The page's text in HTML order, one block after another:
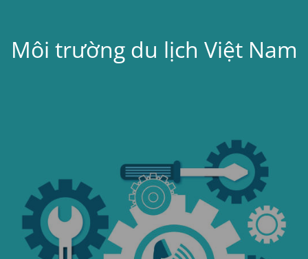
Môi trường du lịch Việt Nam